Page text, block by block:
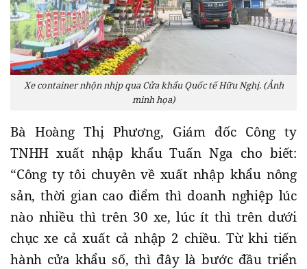
Xe container nhộn nhịp qua Cửa khẩu Quốc tế Hữu Nghị. (Ảnh
minh họa)
Bà Hoàng Thị Phương, Giám đốc Công ty
TNHH xuất nhập khẩu Tuấn Nga cho biết:
“Công ty tôi chuyên về xuất nhập khẩu nông
sản, thời gian cao điểm thì doanh nghiệp lúc
nào nhiều thì trên 30 xe, lúc ít thì trên dưới
chục xe cả xuất cả nhập 2 chiều. Từ khi tiến
hành cửa khẩu số, thì đây là bước đầu triển